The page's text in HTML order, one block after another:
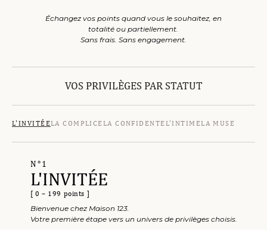
Échangez vos points quand vous le souhaitez, en
totalité ou partiellement.
Sans frais. Sans engagement.
VOS PRIVILÈGES PAR STATUT
L'INVITÉELA COMPLICELA CONFIDENTEL'INTIMELA MUSE
N°1
L'INVITÉE
[ 0 – 199 points ]
Bienvenue chez Maison 123.
Votre première étape vers un univers de privilèges choisis.